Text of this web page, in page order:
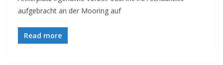
aufgebracht an der Mooring auf
Read more